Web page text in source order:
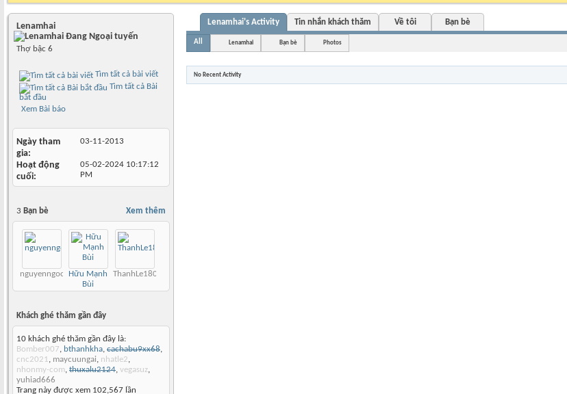
Lenamhai
Thợ bậc 6
Tìm tất cả bài viết
Tìm tất cả Bài
bắt đầu
Xem Bài báo
Ngày tham
gia
03-11-2013
Hoạt động
cuối
05-02-2024 10:17:12
PM
Xem thêm
3 Bạn bè
nguyenngoctuanHữu Mạnh
Bùi
ThanhLe180568
Khách ghé thăm gần đây
10 khách ghé thăm gần đây là:
Bomber007, bthanhkha, cachabu9xx68,
cnc2021, maycuungai, nhatle2,
nhonmy-com, thuxalu2124, vegasuz,
yuhiad666
Trang này được xem 102,567 lần
Lenamhai's Activity Tin nhắn khách thăm Về tôi Bạn bè
All Lenamhai Bạn bè Photos
No Recent Activity